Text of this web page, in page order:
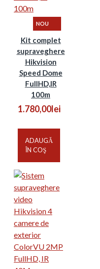
NOU
Kit complet
supraveghere
Hikvision
Speed Dome
FullHD,IR
100m
1.780,00lei
ADAUGĂ
ÎN COŞ